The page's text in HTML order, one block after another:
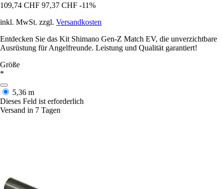
109,74 CHF 97,37 CHF -11%
inkl. MwSt. zzgl. Versandkosten
Entdecken Sie das Kit Shimano Gen-Z Match EV, die unverzichtbare
Ausrüstung für Angelfreunde. Leistung und Qualität garantiert!
Größe
*
5,36 m
Dieses Feld ist erforderlich
Versand in 7 Tagen